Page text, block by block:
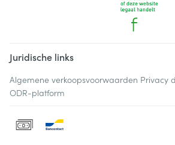
Juridische links
Algemene verkoopsvoorwaarden Privacy
ODR-platform